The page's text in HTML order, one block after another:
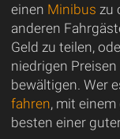
einen Minibus zu
anderen
Geld zu teilen,
niedrigen Preisen
bewältigen. Wer
fahren, mit
besten einer